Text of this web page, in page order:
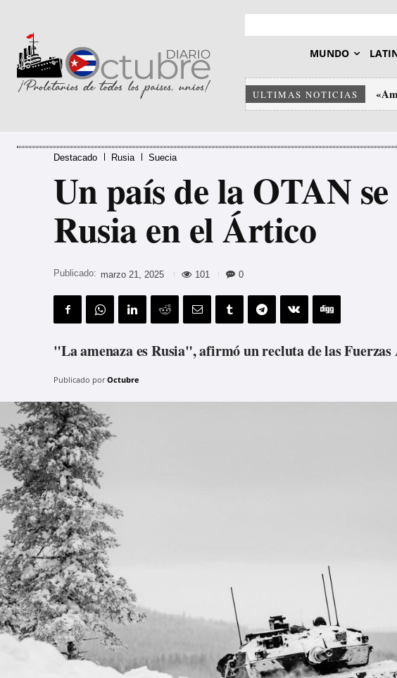
MUNDO
ULTIMAS NOTICIAS
Destacado Rusia Suecia
Un país de la OTAN
Rusia en el Ártico
Publicado: marzo 21, 2025 101 0
"La amenaza es Rusia", afirmó un recluta de las Fuerzas
Publicado por Octubre